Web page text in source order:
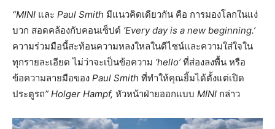
“MINI และ Paul Smith มีแนวคิดเดียวกัน คือ การมองโลกในแง่
บวก สอดคล้องกับคอนเซ็ปต์ ‘Every day is a new beginning.’
ความร่วมมือนี้สะท้อนความหลงใหลในดีไซน์และความใส่ใจใน
ทุกรายละเอียด ไม่ว่าจะเป็นข้อความ ‘hello’ที่ส่องลงพื้น หรือ
ข้อความลายมือของ Paul Smith ที่ทำให้คุณยิ้มได้ตั้งแต่เปิด
ประตูรถ” Holger Hampf, หัวหน้าฝ่ายออกแบบ MINI กล่าว